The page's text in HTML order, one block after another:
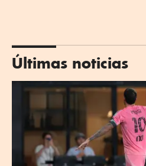
Últimas noticias